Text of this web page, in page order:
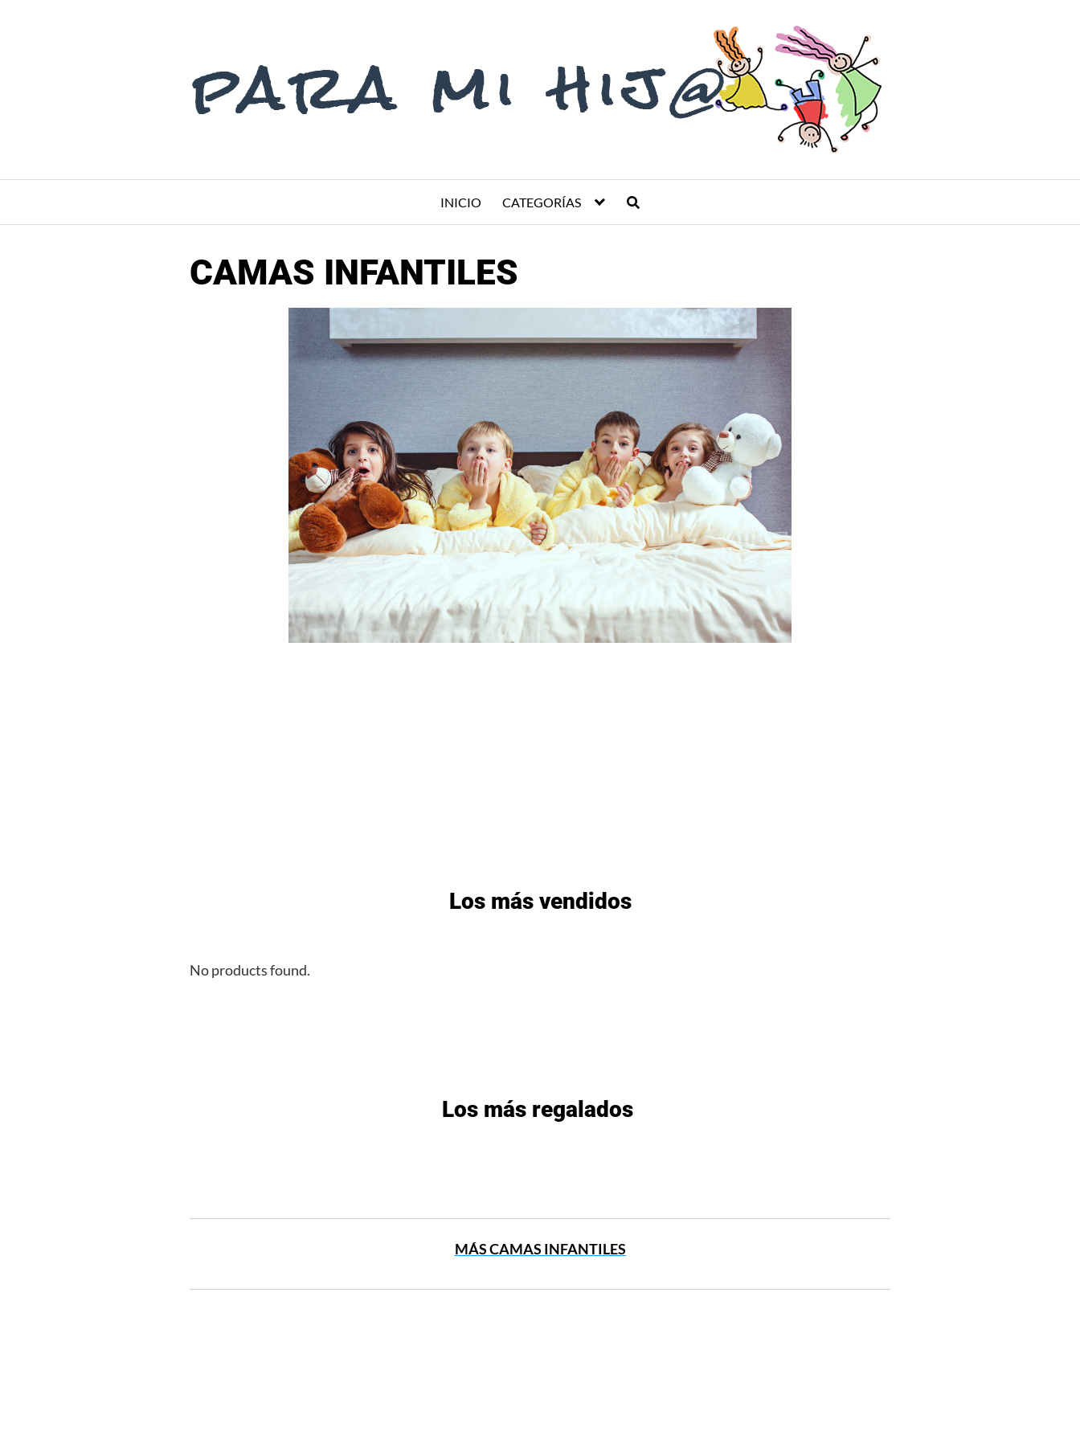
INICIO CATEGORÍAS
CAMAS INFANTILES
Los más vendidos
No products found.
Los más regalados
MÁS CAMAS INFANTILES